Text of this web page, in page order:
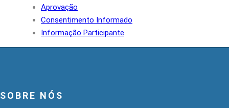
Aprovação
Consentimento Informado
Informação Participante
SOBRE NÓS